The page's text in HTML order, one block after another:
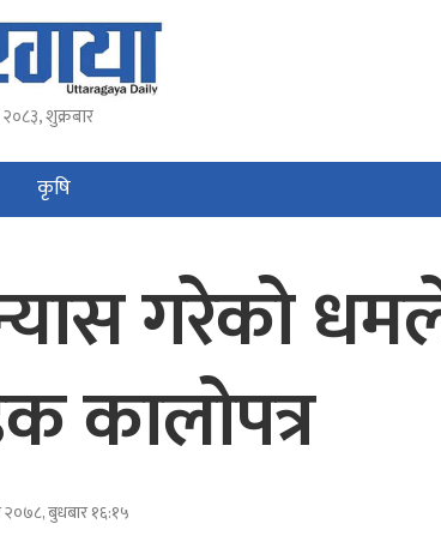
शुक्रबार
कृषि
गरेको
कालोपत्र
२०७८, बुधबार १६:१५